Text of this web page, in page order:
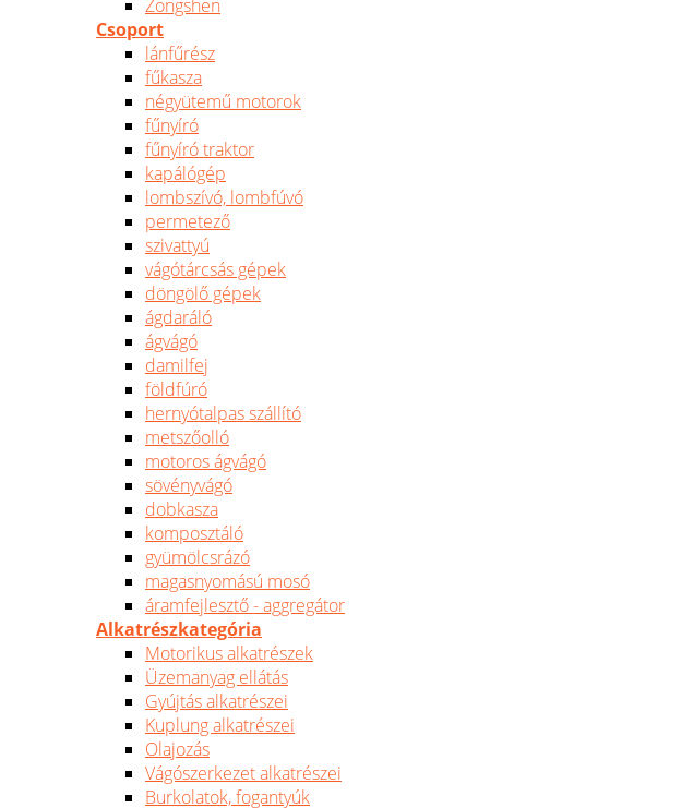
Zongshen
Csoport
lánfűrész
fűkasza
négyütemű motorok
fűnyíró
fűnyíró traktor
kapálógép
lombszívó, lombfúvó
permetező
szivattyú
vágótárcsás gépek
döngölő gépek
ágdaráló
ágvágó
damilfej
földfúró
hernyótalpas szállító
metszőolló
motoros ágvágó
sövényvágó
dobkasza
komposztáló
gyümölcsrázó
magasnyomású mosó
áramfejlesztő - aggregátor
Alkatrészkategória
Motorikus alkatrészek
Üzemanyag ellátás
Gyújtás alkatrészei
Kuplung alkatrészei
Olajozás
Vágószerkezet alkatrészei
Burkolatok, fogantyúk